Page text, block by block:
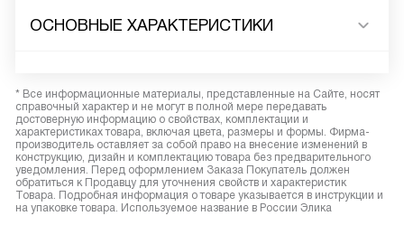
ОСНОВНЫЕ ХАРАКТЕРИСТИКИ
* Все информационные материалы, представленные на Сайте, носят
справочный характер и не могут в полной мере передавать
достоверную информацию о свойствах, комплектации и
характеристиках товара, включая цвета, размеры и формы. Фирма-
производитель оставляет за собой право на внесение изменений в
конструкцию, дизайн и комплектацию товара без предварительного
уведомления. Перед оформлением Заказа Покупатель должен
обратиться к Продавцу для уточнения свойств и характеристик
Товара. Подробная информация о товаре указывается в инструкции и
на упаковке товара. Используемое название в России Элика